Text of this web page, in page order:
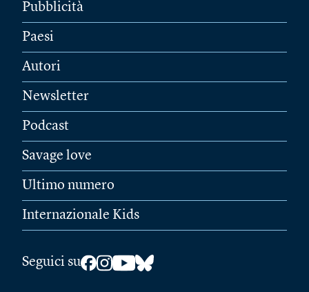
Pubblicità
Paesi
Autori
Newsletter
Podcast
Savage love
Ultimo numero
Internazionale Kids
Seguici su